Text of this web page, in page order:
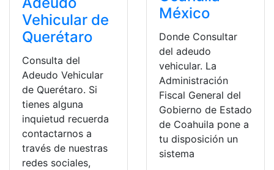
Vehicular de
Querétaro
Consulta del
Adeudo Vehicular
de Querétaro. Si
tienes alguna
inquietud recuerda
contactarnos a
través de nuestras
redes sociales,
México
Donde Consultar
del adeudo
vehicular. La
Administración
Fiscal General del
Gobierno de Estado
de Coahuila pone a
tu disposición un
sistema